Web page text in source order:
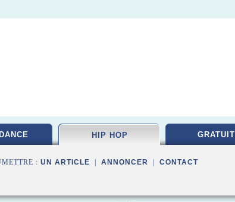
HIP HOP GRATUIT
: UN ARTICLE ANNONCER CONTACT